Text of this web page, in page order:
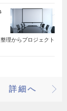
理からプロジェクト
詳細へ